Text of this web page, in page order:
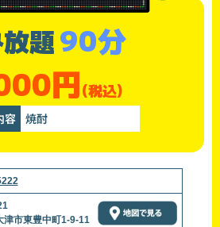
題90分
円(税込)
容 焼酎
津市東豊中町1-9-11